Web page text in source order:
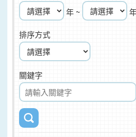
年 ~
排序方式
關鍵字